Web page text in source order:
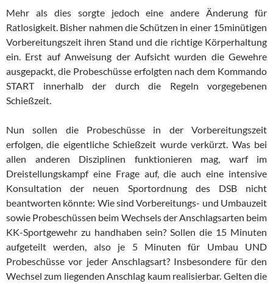
Mehr als dies sorgte jedoch eine andere Änderung für
Ratlosigkeit. Bisher nahmen die Schützen in einer 15minütigen
Vorbereitungszeit ihren Stand und die richtige Körperhaltung
ein. Erst auf Anweisung der Aufsicht wurden die Gewehre
ausgepackt, die Probeschüsse erfolgten nach dem Kommando
START innerhalb der durch die Regeln vorgegebenen
Schießzeit.
Nun sollen die Probeschüsse in der Vorbereitungszeit
erfolgen, die eigentliche Schießzeit wurde verkürzt. Was bei
allen anderen Disziplinen funktionieren mag, warf im
Dreistellungskampf eine Frage auf, die auch eine intensive
Konsultation der neuen Sportordnung des DSB nicht
beantworten könnte: Wie sind Vorbereitungs- und Umbauzeit
sowie Probeschüssen beim Wechsels der Anschlagsarten beim
KK-Sportgewehr zu handhaben sein? Sollen die 15 Minuten
aufgeteilt werden, also je 5 Minuten für Umbau UND
Probeschüsse vor jeder Anschlagsart? Insbesondere für den
Wechsel zum liegenden Anschlag kaum realisierbar. Gelten die